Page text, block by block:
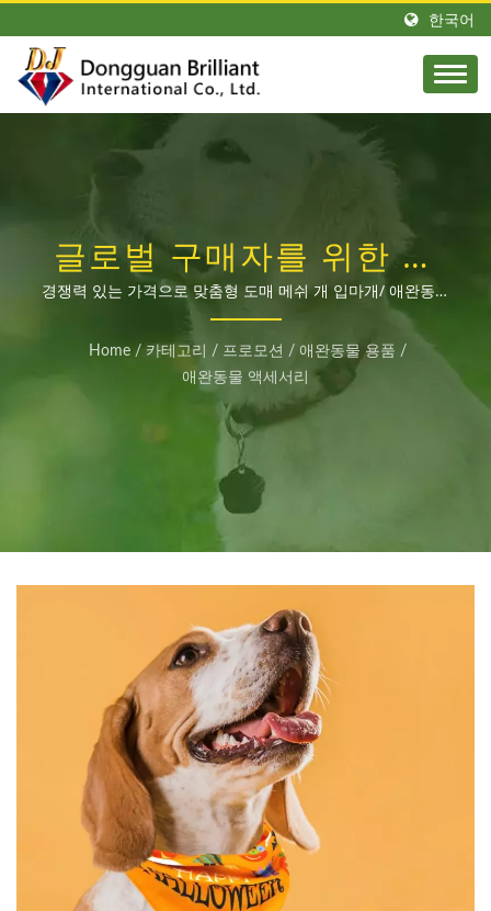
한국어
글로벌 구매자를 위한 고
품질 OEM 맞춤형 애완동
물 액세서리 제조업체
경쟁력 있는 가격으로 맞춤형 도매 메쉬 개 입마개/ 애완동물
반다나/ 애완동물 나비넥타이 제조업체의 신뢰할 수 있는 제
조업체
Home / 카테고리 / 프로모션 / 애완동물 용품 /
애완동물 액세서리